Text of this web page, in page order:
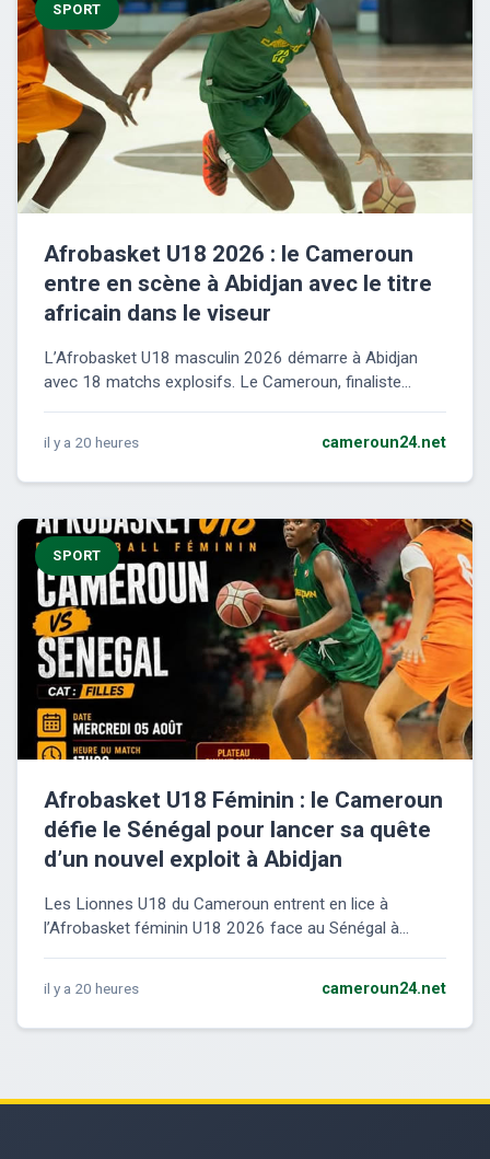
SPORT
Afrobasket U18 2026 : le Cameroun
entre en scène à Abidjan avec le titre
africain dans le viseur
L’Afrobasket U18 masculin 2026 démarre à Abidjan
avec 18 matchs explosifs. Le Cameroun, finaliste...
il y a 20 heures cameroun24.net
SPORT
Afrobasket U18 Féminin : le Cameroun
défie le Sénégal pour lancer sa quête
d’un nouvel exploit à Abidjan
Les Lionnes U18 du Cameroun entrent en lice à
l’Afrobasket féminin U18 2026 face au Sénégal à...
il y a 20 heures cameroun24.net